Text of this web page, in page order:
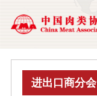
进出口商分会